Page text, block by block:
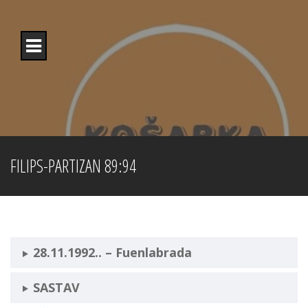
content
FILIPS-PARTIZAN 89:94
28.11.1992.. – Fuenlabrada
SASTAV